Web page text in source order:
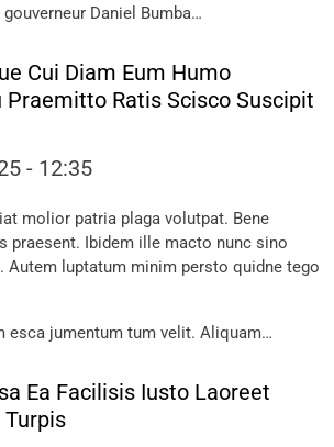
Daniel Bumba…
Cui Diam Eum Humo
Praemitto Ratis Scisco Suscipit
- 12:35
molior patria plaga volutpat. Bene
praesent. Ibidem ille macto nunc sino
Autem luptatum minim persto quidne tego
esca jumentum tum velit. Aliquam…
Ea Facilisis Iusto Laoreet